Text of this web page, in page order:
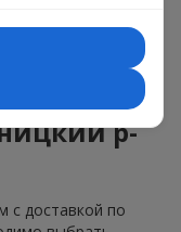
букету
по
р-
с доставкой по